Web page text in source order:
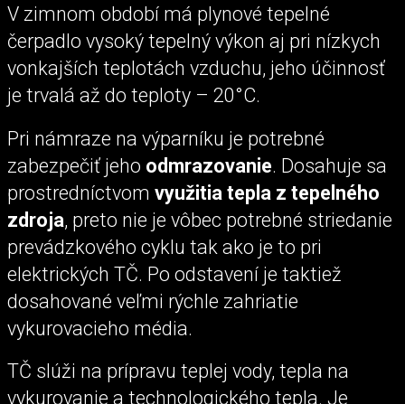
V zimnom období má plynové tepelné
čerpadlo vysoký tepelný výkon aj pri nízkych
vonkajších teplotách vzduchu, jeho účinnosť
je trvalá až do teploty – 20°C.
Pri námraze na výparníku je potrebné
zabezpečiť jeho odmrazovanie. Dosahuje sa
prostredníctvom využitia tepla z tepelného
zdroja, preto nie je vôbec potrebné striedanie
prevádzkového cyklu tak ako je to pri
elektrických TČ. Po odstavení je taktiež
dosahované veľmi rýchle zahriatie
vykurovacieho média.
TČ slúži na prípravu teplej vody, tepla na
vykurovanie a technologického tepla. Je